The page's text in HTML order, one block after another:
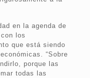
en la agenda de
los
que está siendo
“Sobre
porque las
todas las